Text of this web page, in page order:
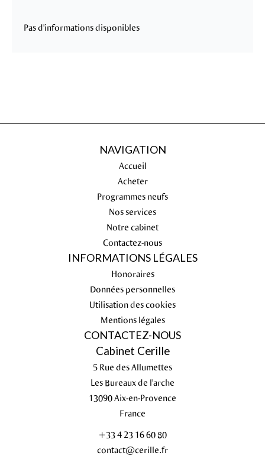
Pas d'informations disponibles
NAVIGATION
Accueil
Acheter
Programmes neufs
Nos services
Notre cabinet
Contactez-nous
INFORMATIONS LÉGALES
Honoraires
Données personnelles
Utilisation des cookies
Mentions légales
CONTACTEZ-NOUS
Cabinet Cerille
5 Rue des Allumettes
Les Bureaux de l'arche
13090Aix-en-Provence
France
+33 4 23 16 60 80
contact@cerille.fr